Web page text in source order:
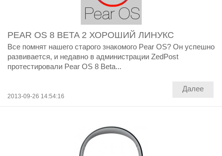
PEAR OS 8 BETA 2 ХОРОШИЙ ЛИНУКС
Все помнят нашего старого знакомого Pear OS? Он успешно
развивается, и недавно в администрации ZedPost
протестировали Pear OS 8 Beta...
2013-09-26 14:54:16
Далее